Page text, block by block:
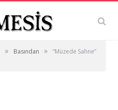
» Basından »
“Müzede Sahne”